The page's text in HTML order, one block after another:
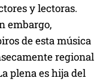
y lectoras.
embargo,
de esta música
regional
plena es hija del